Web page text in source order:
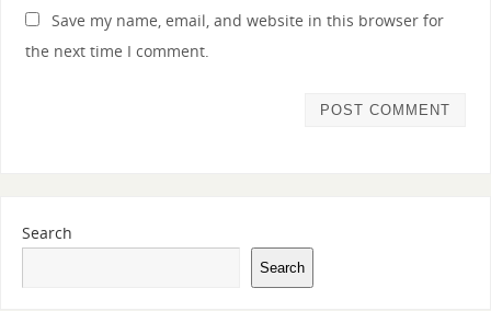
Save my name, email, and website in this browser for
the next time I comment.
Search
Search